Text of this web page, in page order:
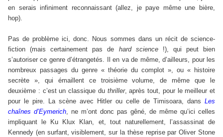
en serais infiniment reconnaissant (allez, je paye même une bière,
hop).
Pas de problème ici, donc. Nous sommes dans un récit de science-
fiction (mais certainement pas de hard science!), qui peut bien
s’autoriser ce genre d’étrangetés. Il en va de même, d’ailleurs, pour les
nombreux passages du genre « théorie du complot », ou « histoire
secrète », qui émaillent ce troisième volume, de même que le
deuxième : c’est un classique du thriller, après tout, pour le meilleur et
pour le pire. La scène avec Hitler ou celle de Timisoara, dans Les
chaînes d’Eymerich, ne m’ont donc pas gêné, de même qu’ici celles
impliquant le Ku Klux Klan, et, tout naturellement, l’assassinat de
Kennedy (en surfant, visiblement, sur la thèse reprise par Oliver Stone